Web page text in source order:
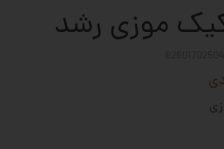
موزی رشد